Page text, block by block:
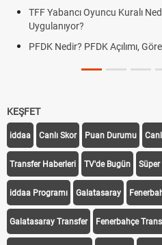
TFF Yabancı Oyuncu Kuralı
Uygulanıyor?
PFDK Nedir? PFDK Açılımı,
KEŞFET
iddaa Canlı Skor Puan Durumu
Transfer Haberleri TV'de Bugün
iddaa Programı Galatasaray
Galatasaray Transfer Fenerbahçe